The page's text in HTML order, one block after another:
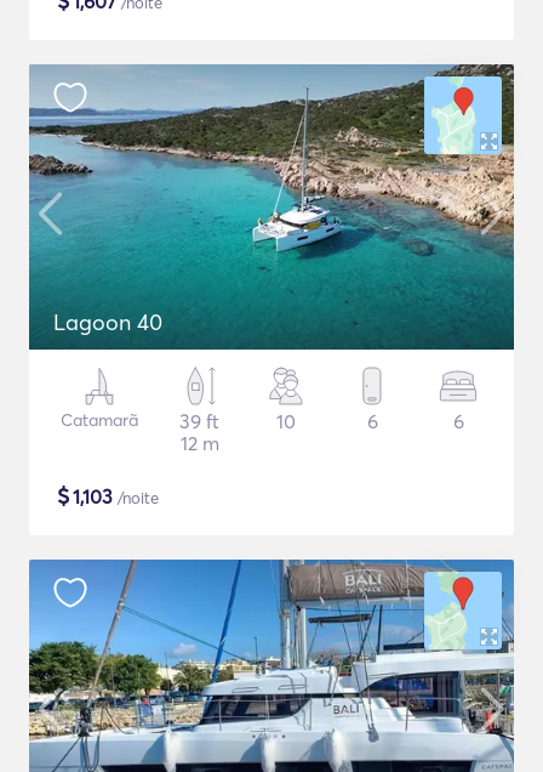
Lagoon 40
Catamarã
39 ft
12 m
10 6 6
$1,103 /noite